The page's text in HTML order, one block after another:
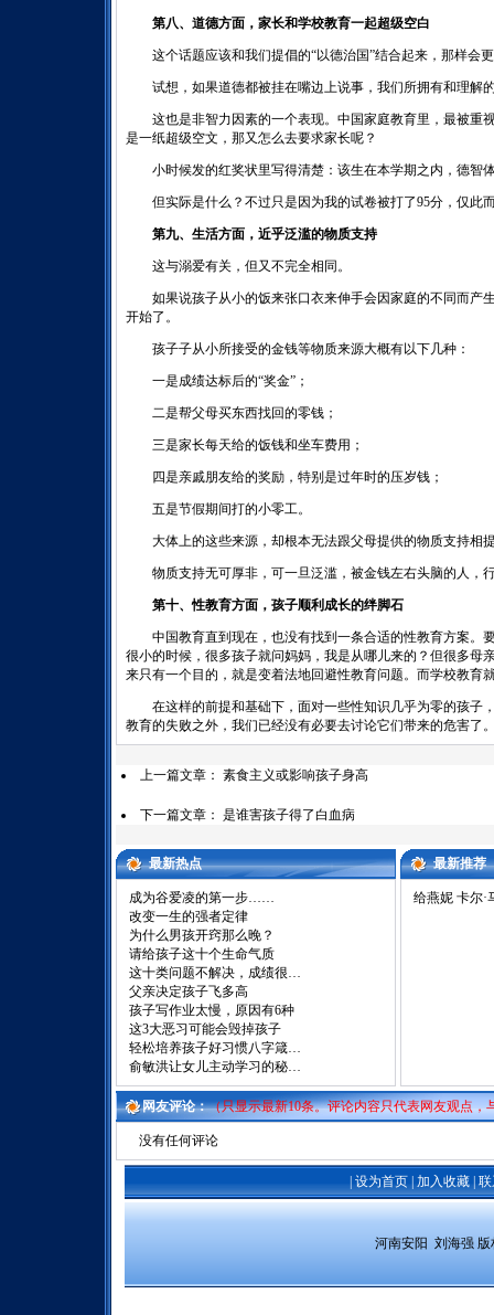
第八、道德方面，家长和学校教育一起超级空白
这个话题应该和我们提倡的“以德治国”结合起来，那样会
试想，如果道德都被挂在嘴边上说事，我们所拥有和理解
这也是非智力因素的一个表现。中国家庭教育里，最被重
是一纸超级空文，那又怎么去要求家长呢？
小时候发的红奖状里写得清楚：该生在本学期之内，德智
但实际是什么？不过只是因为我的试卷被打了95分，仅此
第九、生活方面，近乎泛滥的物质支持
这与溺爱有关，但又不完全相同。
如果说孩子从小的饭来张口衣来伸手会因家庭的不同而产
开始了。
孩子子从小所接受的金钱等物质来源大概有以下几种：
一是成绩达标后的“奖金”；
二是帮父母买东西找回的零钱；
三是家长每天给的饭钱和坐车费用；
四是亲戚朋友给的奖励，特别是过年时的压岁钱；
五是节假期间打的小零工。
大体上的这些来源，却根本无法跟父母提供的物质支持相
物质支持无可厚非，可一旦泛滥，被金钱左右头脑的人，
第十、性教育方面，孩子顺利成长的绊脚石
中国教育直到现在，也没有找到一条合适的性教育方案。
很小的时候，很多孩子就问妈妈，我是从哪儿来的？但很多母
来只有一个目的，就是变着法地回避性教育问题。而学校教育
在这样的前提和基础下，面对一些性知识几乎为零的孩子
教育的失败之外，我们已经没有必要去讨论它们带来的危害了
上一篇文章： 素食主义或影响孩子身高
下一篇文章： 是谁害孩子得了白血病
最新热点 最新推荐
成为谷爱凌的第一步……
改变一生的强者定律
为什么男孩开窍那么晚？
请给孩子这十个生命气质
这十类问题不解决，成绩很…
父亲决定孩子飞多高
孩子写作业太慢，原因有6种
这3大恶习可能会毁掉孩子
轻松培养孩子好习惯八字箴…
俞敏洪让女儿主动学习的秘…
给燕妮 卡尔·
网友评论：（只显示最新10条。评论内容只代表网友观点，
没有任何评论
设为首页 加入收藏
河南安阳  刘海强 版